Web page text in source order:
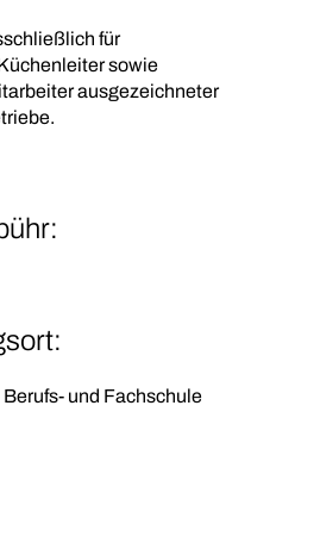
für
sowie
ausgezeichneter
und Fachschule